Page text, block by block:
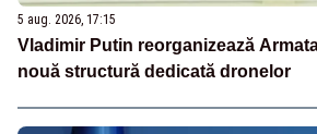
5 aug. 2026, 17:15
Vladimir Putin reorganizează
nouă structură dedicată dronelor